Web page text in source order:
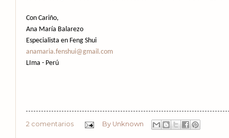
Con Cariño,
Ana María Balarezo
Especialista en Feng Shui
anamaria.fenshui@gmail.com
LIma - Perú
2 comentarios By Unknown